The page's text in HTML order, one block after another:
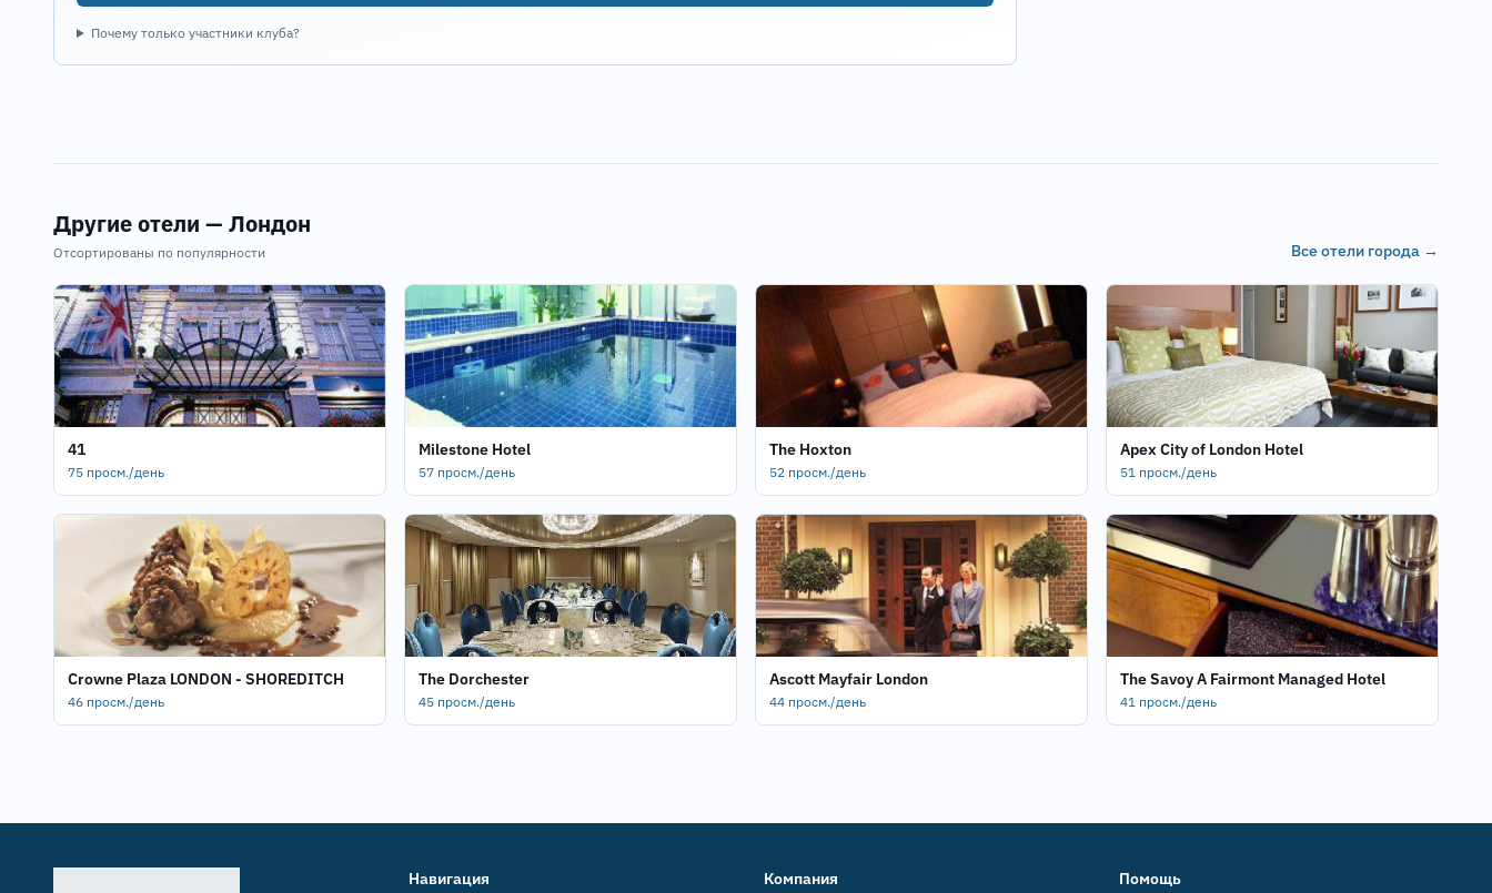
Почему только участники клуба?
Другие отели — Лондон
Отсортированы по популярности Все отели города →
41
75 просм./день
Milestone Hotel
57 просм./день
The Hoxton
52 просм./день
Apex City of London Hotel
51 просм./день
Crowne Plaza LONDON - SHOREDITCH
46 просм./день
The Dorchester
45 просм./день
Ascott Mayfair London
44 просм./день
The Savoy A Fairmont Managed Hotel
41 просм./день
Навигация Компания Помощь